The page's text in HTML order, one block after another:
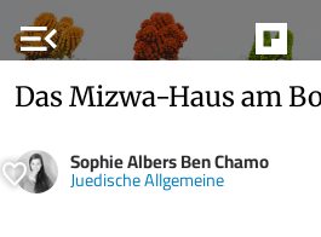
menu_open
Das Mizwa-Haus am
Sophie Albers Ben Chamo
Juedische Allgemeine